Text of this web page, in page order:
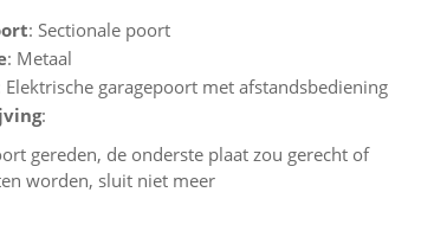
: Sectionale poort
: Metaal
Elektrische garagepoort met afstandsbediening
:
gereden, de onderste plaat zou gerecht of
worden, sluit niet meer